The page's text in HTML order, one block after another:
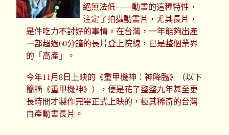
絕無法低——動畫的這種特性，
注定了拍攝動畫片，尤其長片，
是件吃力不討好的事情。在台灣，一年能夠出產
一部超過60分鐘的長片登上院線，已是整個業界
的「高產」。
今年11月8日上映的《重甲機神：神降臨》（以下
簡稱《重甲機神》），便是花了整整九年甚至更
長時間才製作完畢正式上映的，極其稀奇的台灣
自產動畫長片。